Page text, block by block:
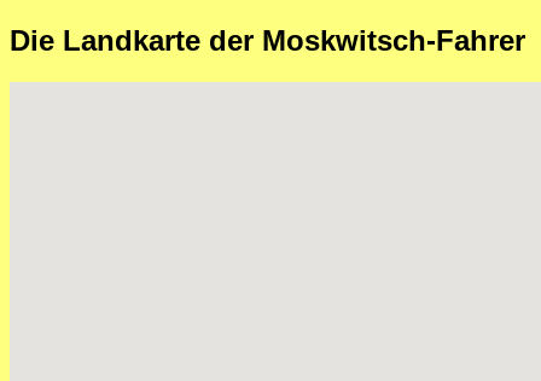
Die Landkarte der Moskwitsch-Fahrer